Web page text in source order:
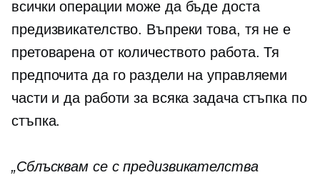
всички операции може да бъде доста
предизвикателство. Въпреки това, тя не е
претоварена от количеството работа. Тя
предпочита да го раздели на управляеми
части и да работи за всяка задача стъпка по
стъпка.
„Сблъсквам се с предизвикателства